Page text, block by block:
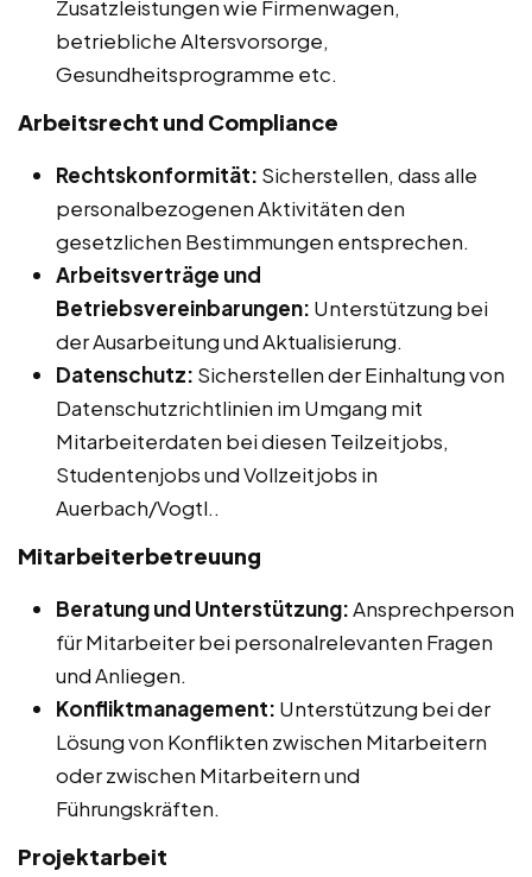
Zusatzleistungen wie Firmenwagen,
betriebliche Altersvorsorge,
Gesundheitsprogramme etc.
Arbeitsrecht und Compliance
Rechtskonformität: Sicherstellen, dass alle
personalbezogenen Aktivitäten den
gesetzlichen Bestimmungen entsprechen.
Arbeitsverträge und
Betriebsvereinbarungen: Unterstützung bei
der Ausarbeitung und Aktualisierung.
Datenschutz: Sicherstellen der Einhaltung von
Datenschutzrichtlinien im Umgang mit
Mitarbeiterdaten bei diesen Teilzeitjobs,
Studentenjobs und Vollzeitjobs in
Auerbach/Vogtl..
Mitarbeiterbetreuung
Beratung und Unterstützung:Ansprechperson
für Mitarbeiter bei personalrelevanten Fragen
und Anliegen.
Konfliktmanagement: Unterstützung bei der
Lösung von Konflikten zwischen Mitarbeitern
oder zwischen Mitarbeitern und
Führungskräften.
Projektarbeit